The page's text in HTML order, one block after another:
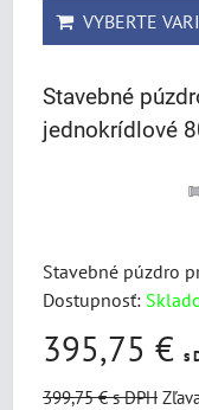
VYBERTE
Stavebné
jednokrídlové
Stavebné púzdro
Dostupnosť:
395,75 € s
399,75 €s DPH